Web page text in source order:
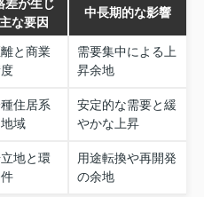
差が生じ
な要因
中長期的な影響
と商業
需要集中による上
昇余地
住居系
域
安定的な需要と緩
やかな上昇
地と環
用途転換や再開発
の余地